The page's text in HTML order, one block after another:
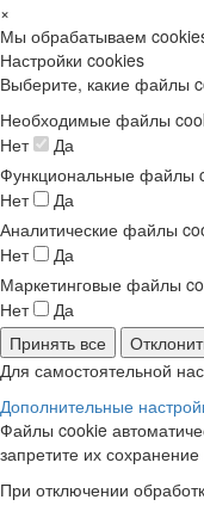
×
Мы обрабатываем
Настройки cookies
Выберите, какие файлы
Необходимые файлы
Нет
Да
Функциональные файлы
Нет
Да
Аналитические файлы
Нет
Да
Маркетинговые файлы
Нет
Да
Принять все
Для самостоятельной
Дополнительные
Файлы cookie
запретите их
При отключении